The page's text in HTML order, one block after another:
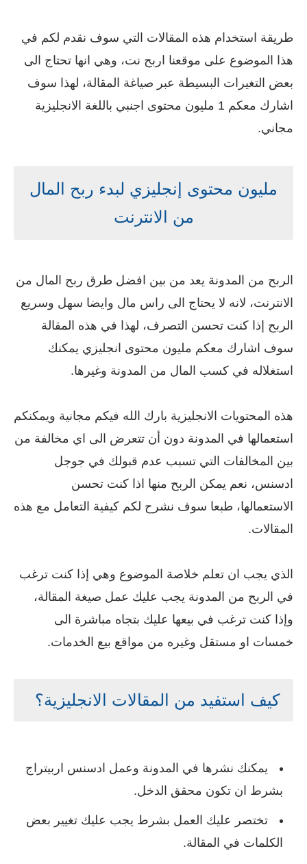
طريقة استخدام هذه المقالات التي سوف نقدم لكم في
هذا الموضوع على موقعنا اربح نت، وهي انها تحتاج الى
بعض التغيرات البسيطة عبر صياغة المقالة، لهذا سوف
اشارك معكم 1 مليون محتوى اجنبي باللغة الانجليزية
مجاني.
مليون محتوى إنجليزي لبدء ربح المال
من الانترنت
الربح من المدونة يعد من بين افضل طرق ربح المال من
الانترنت، لانه لا يحتاج الى راس مال وايضا سهل وسريع
الربح إذا كنت تحسن التصرف، لهذا في هذه المقالة
سوف اشارك معكم مليون محتوى انجليزي يمكنك
استغلاله في كسب المال من المدونة وغيرها.
هذه المحتويات الانجليزية بارك الله فيكم مجانية ويمكنكم
استعمالها في المدونة دون أن تتعرض الى اي مخالفة من
بين المخالفات التي تسبب عدم قبولك في جوجل
ادسنس، نعم يمكن الربح منها اذا كنت تحسن
الاستعمالها، طبعا سوف نشرح لكم كيفية التعامل مع هذه
المقالات.
الذي يجب ان تعلم خلاصة الموضوع وهي إذا كنت ترغب
في الربح من المدونة يجب عليك عمل صيغة المقالة،
وإذا كنت ترغب في بيعها عليك بتجاه مباشرة الى
خمسات او مستقل وغيره من مواقع بيع الخدمات.
كيف استفيد من المقالات الانجليزية؟
يمكنك نشرها في المدونة وعمل ادسنس اربيتراج
بشرط ان تكون محقق الدخل.
تختصر عليك العمل بشرط يجب عليك تغيير بعض
الكلمات في المقالة.